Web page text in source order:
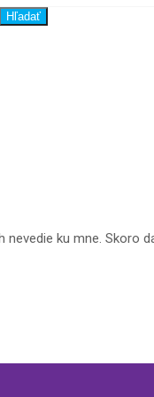
Hľadať
nevedie ku mne. Skoro